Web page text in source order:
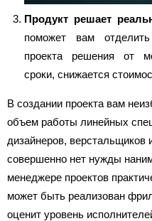
Продукт решает
поможет вам
проекта решения от
сроки, снижается
В создании проекта вам
объем работы линейных
дизайнеров, верстальщиков
совершенно нет нужды
менеджере проектов
может быть реализован
оценит уровень